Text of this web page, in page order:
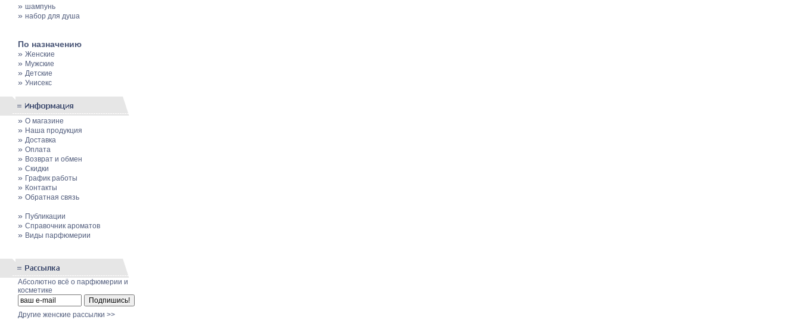
» шампунь
» набор для душа
По назначению
» Женские
» Мужские
» Детские
» Унисекс
» О магазине
» Наша продукция
» Доставка
» Оплата
» Возврат и обмен
» Скидки
» График работы
» Контакты
» Обратная связь
» Публикации
» Cправочник ароматов
» Виды парфюмерии
Абсолютно всё о парфюмерии и
косметике
Другие женские рассылки >>